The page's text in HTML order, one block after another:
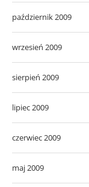
październik 2009
wrzesień 2009
sierpień 2009
lipiec 2009
czerwiec 2009
maj 2009